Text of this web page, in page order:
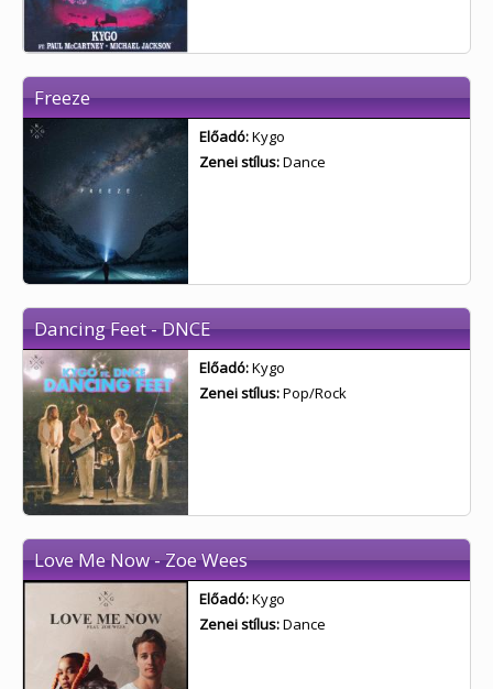
Freeze
Előadó:Kygo
Zenei stílus:Dance
Dancing Feet - DNCE
Előadó:Kygo
Zenei stílus:Pop/Rock
Love Me Now - Zoe Wees
Előadó:Kygo
Zenei stílus:Dance